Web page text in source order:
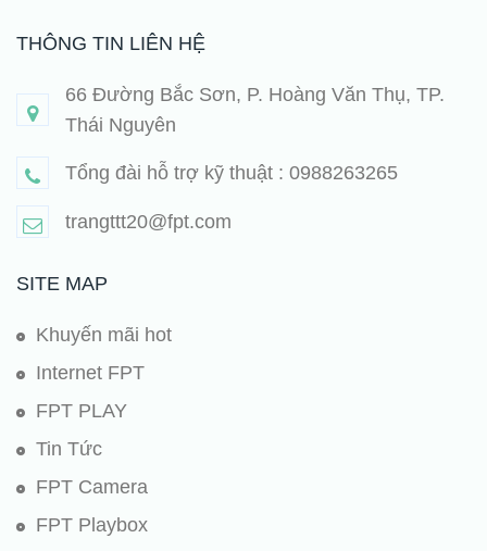
THÔNG TIN LIÊN HỆ
66 Đường Bắc Sơn, P. Hoàng Văn Thụ, TP.
Thái Nguyên
Tổng đài hỗ trợ kỹ thuật : 0988263265
trangttt20@fpt.com
SITE MAP
Khuyến mãi hot
Internet FPT
FPT PLAY
Tin Tức
FPT Camera
FPT Playbox